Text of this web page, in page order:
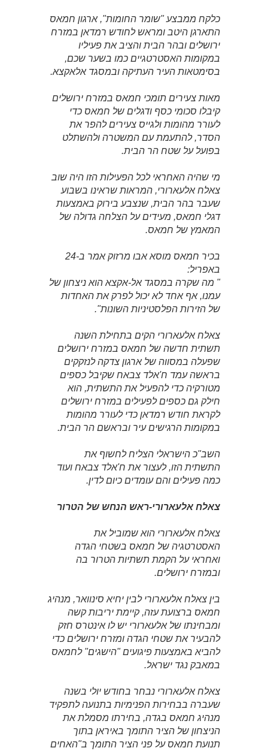
כלקח ממבצע "שומר החומות", ארגון חמאס
התארגן היטב ומראש לחודש רמדאן במזרח
ירושלים ובהר הבית והציב את פעיליו
במקומות האסטרטגיים כמו בשער שכם,
בסימטאות העיר העתיקה ובמסגד אלאקצא.
מאות צעירים תומכי חמאס במזרח ירושלים
קיבלו סכומי כסף ודגלים של חמאס כדי
לעורר מהומות ולגייס צעירים להפר את
הסדר, להתעמת עם המשטרה ולהשתלט
בפועל על שטח הר הבית.
מי שהיה האחראי לכל הפעילות הזו היה שוב
צאלח אלעארורי, המראות שראינו בשבוע
שעבר בהר הבית, שנצבע בירוק באמצעות
דגלי חמאס, מעידים על הצלחה גדולה של
המאמץ של חמאס.
בכיר חמאס מוסא אבו מרזוק אמר ב-24
באפריל:
" מה שקרה במסגד אל-אקצא הוא ניצחון של
עמנו, אף אחד לא יכול לפרק את האחדות
של הזירות הפלסטיניות השונות".
צאלח אלעארורי הקים בתחילת השנה
תשתית חדשה של חמאס במזרח ירושלים
שפעלה במסווה של ארגון צדקה לנזקקים
בראשה עמד ח'אלד צבאח שקיבל כספים
מטורקיה כדי להפעיל את התשתית, הוא
חילק גם כספים לפעילים במזרח ירושלים
לקראת חודש רמדאן כדי לעורר מהומות
במקומות הרגישים עיר ובראשם הר הבית.
השב"כ הישראלי הצליח לחשוף את
התשתית הזו, לעצור את ח'אלד צבאח ועוד
כמה פעילים והם עומדים כיום לדין.
צאלח אלעארורי-ראש הנחש של הטרור
צאלח אלעארורי הוא שמוביל את
האסטרטגיה של חמאס בשטחי הגדה
ואחראי על הקמת תשתיות הטרור בה
ובמזרח ירושלים.
בין צאלח אלעארורי לבין יחיא סינוואר, מנהיג
חמאס ברצועת עזה, קיימת יריבות קשה
ומבחינתו של אלעארורי יש לו אינטרס חזק
להבעיר את שטחי הגדה ומזרח ירושלים כדי
להביא באמצעות פיגועים "הישגים" לחמאס
במאבק נגד ישראל.
צאלח אלעארורי נבחר בחודש יולי בשנה
שעברה בבחירות הפנימיות בתנועה לתפקיד
מנהיג חמאס בגדה, בחירתו מסמלת את
הניצחון של הציר התומך באיראן בתוך
תנועת חמאס על פני הציר התומך ב"האחים